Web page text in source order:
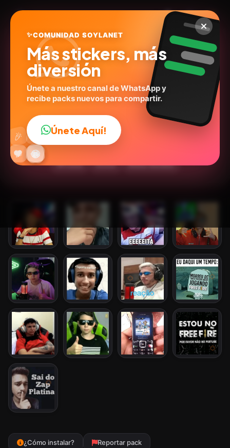
PLAYERS DO FREE FIRE 🎮
@wellingsonjr
13stickers 🎮Juegos
💬Frases Humor Redes Sociales
¿Cómo instalar? Reportar pack
😎
😂
🔥
💬
❤️ ✨
🤩
😜
🎉 👍
✨COMUNIDAD SOYLANET
Más stickers, más
diversión
Únete a nuestro canal de WhatsApp y
recibe packs nuevos para compartir.
Únete Aquí!